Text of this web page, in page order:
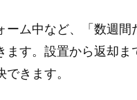
ム中など、「数週間
す。設置から返却ま
きます。